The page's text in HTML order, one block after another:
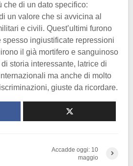
che di un dato specifico:
un valore che si avvicina al
e civili. Quest’ultimi furono
spesso ingiustificate repressioni
il già mortifero e sanguinoso
storia interessante, latrice di
ma anche di molto
giuste da ricordare.
Accadde oggi: 10
maggio